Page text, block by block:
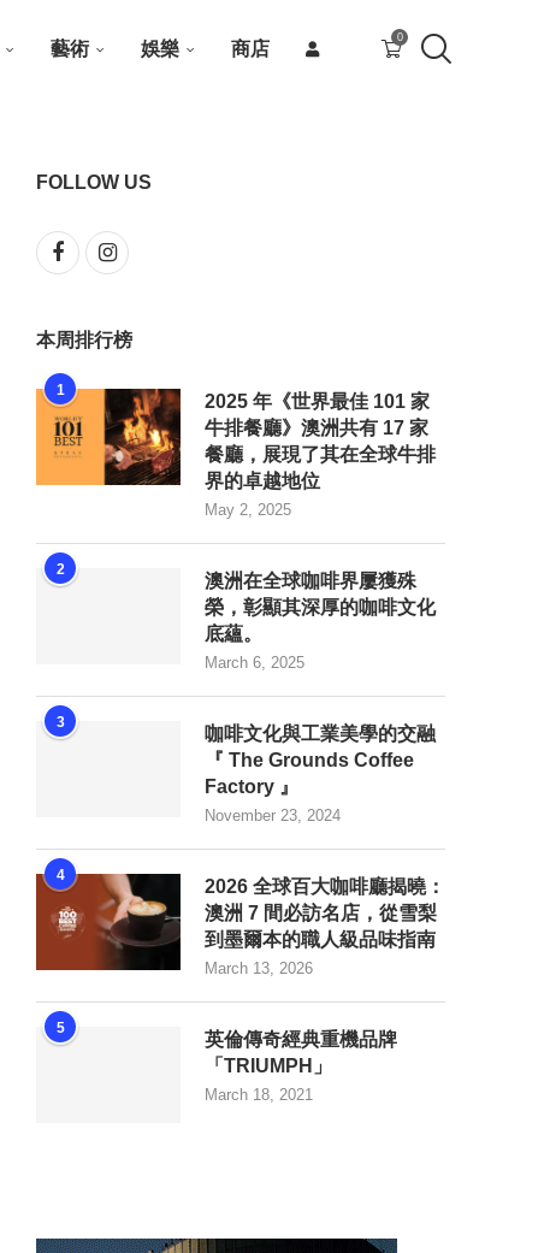
藝術 娛樂 商店
0
FOLLOW US
本周排行榜
1
2025 年《世界最佳 101 家
牛排餐廳》澳洲共有 17 家
餐廳，展現了其在全球牛排
界的卓越地位
May 2, 2025
2
澳洲在全球咖啡界屢獲殊
榮，彰顯其深厚的咖啡文化
底蘊。
March 6, 2025
3
咖啡文化與工業美學的交融
『 The Grounds Coffee
Factory 』
November 23, 2024
4
2026 全球百大咖啡廳揭曉：
澳洲 7 間必訪名店，從雪梨
到墨爾本的職人級品味指南
March 13, 2026
5
英倫傳奇經典重機品牌
「TRIUMPH」
March 18, 2021